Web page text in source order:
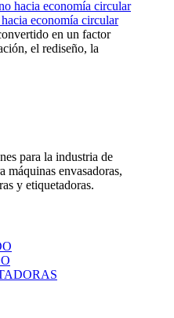
economía circular
en un factor
el rediseño, la
para la industria de
máquinas envasadoras,
y etiquetadoras.